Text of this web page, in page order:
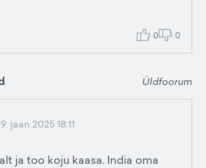
0 0
Üldfoorum
jaan 2025 18:11
ja too koju kaasa. India oma